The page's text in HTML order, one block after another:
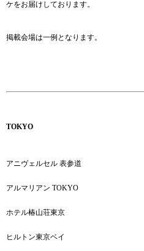
ケをお届けしております。
掲載会場は一例となります。
TOKYO
アニヴェルセル 表参道
アルマリアン TOKYO
ホテル椿山荘東京
ヒルトン東京ベイ